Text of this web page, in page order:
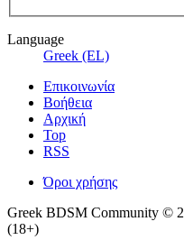
Language
Greek (EL)
Επικοινωνία
Βοήθεια
Αρχική
Top
RSS
Όροι χρήσης
Greek BDSM Community ©
(18+)